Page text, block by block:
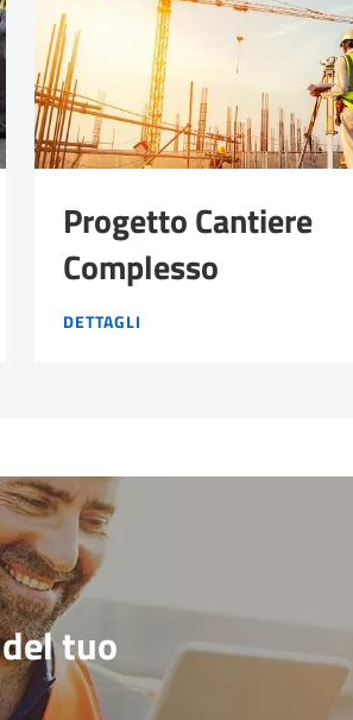
Progetto Cantiere
Complesso
DETTAGLI
tuo